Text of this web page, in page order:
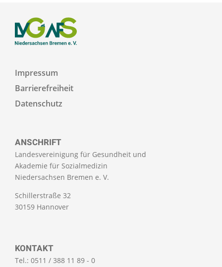
ANSCHRIFT
Landesvereinigung für Gesundheit und
Akademie für Sozialmedizin
Niedersachsen Bremen e. V.
Schillerstraße 32
30159 Hannover
KONTAKT
Tel.: 0511 / 388 11 89 - 0
Impressum
Barrierefreiheit
Datenschutz